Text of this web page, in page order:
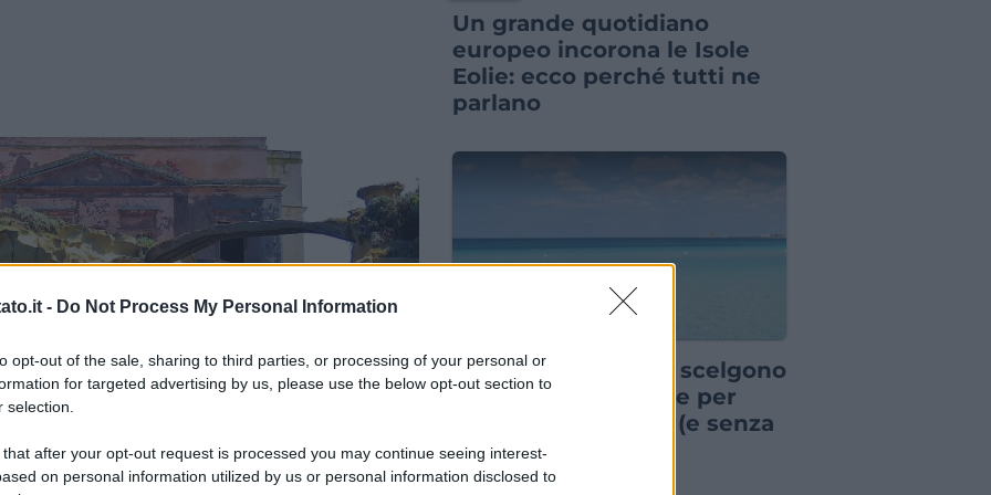
- Do Not Process My Personal Information
opt-out of the sale, sharing to third parties, or processing of your personal or
for targeted advertising by us, please use the below opt-out section to
selection.
after your opt-out request is processed you may continue seeing interest-
on personal information utilized by us or personal information disclosed to
Un grande quotidiano
europeo incorona le Isole
Eolie: ecco perché tutti ne
parlano
Sempre più italiani scelgono
questa destinazione per
una vacanza breve (e senza
spendere troppo)